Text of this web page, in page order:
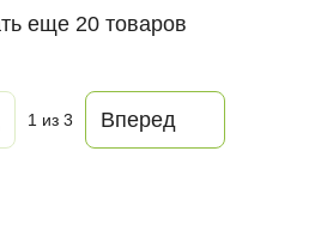
еще 20 товаров
1 из 3 Вперед